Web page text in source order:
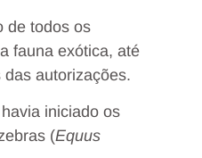
de todos os
fauna exótica, até
autorizações.
iniciado os
(Equus